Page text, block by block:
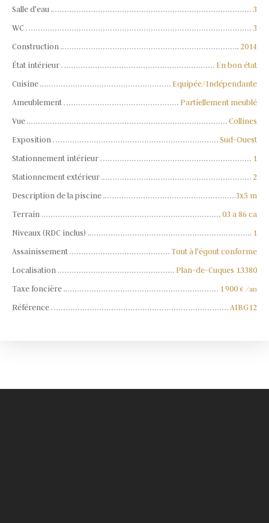
Salle d'eau
3
WC
3
Construction
2014
État intérieur
En bon état
Cuisine
Equipée/Indépendante
Ameublement
Partiellement meublé
Vue
Collines
Exposition
Sud-Ouest
Stationnement intérieur
1
Stationnement extérieur
2
Description de la piscine
3x5 m
Terrain
03 a 86 ca
Niveaux (RDC inclus)
1
Assainissement
Tout à l'égout conforme
Localisation
Plan-de-Cuques 13380
Taxe foncière
1 900 € /an
Référence AIBG12